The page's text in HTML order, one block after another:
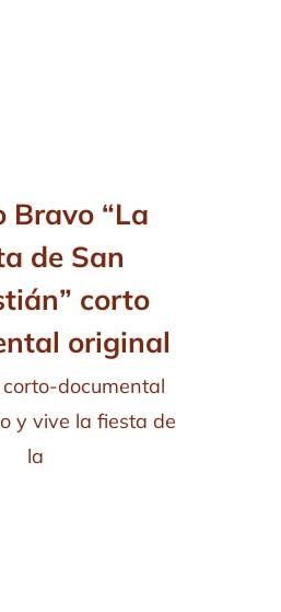
Bravo “La
de San
corto
original
corto-documental
y vive la fiesta de
la